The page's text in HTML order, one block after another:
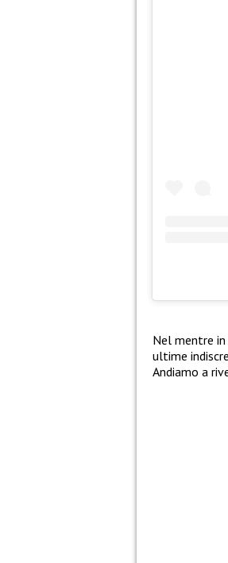
Nel mentre
ultime
Andiamo a